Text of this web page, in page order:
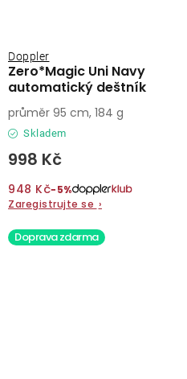
Zero*Magic Uni Navy
automatický deštník
Doppler
Skladem
998 Kč
948 Kč−5%
Zaregistrujte se ›
průměr 95 cm, 184 g
Doprava zdarma